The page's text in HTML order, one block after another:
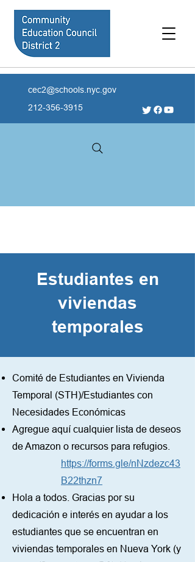
cec2@schools.nyc.gov
212-356-3915
Estudiantes en
viviendas
temporales
Comité de Estudiantes en Vivienda
Temporal (STH)/Estudiantes con
Necesidades Económicas
Agregue aquí cualquier lista de deseos
de Amazon o recursos para refugios.
https://forms.gle/nNzdezc43
B22thzn7
Hola a todos. Gracias por su
dedicación e interés en ayudar a los
estudiantes que se encuentran en
viviendas temporales en Nueva York (y